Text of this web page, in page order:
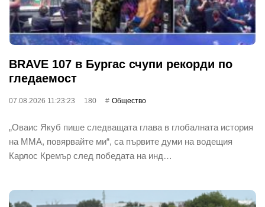
BRAVE 107 в Бургас счупи рекорди по
гледаемост
07.08.2026 11:23:23 180 Общество
„Оваис Якуб пише следващата глава в глобалната история
на ММА, повярвайте ми“, са първите думи на водещия
Карлос Кремър след победата на инд…